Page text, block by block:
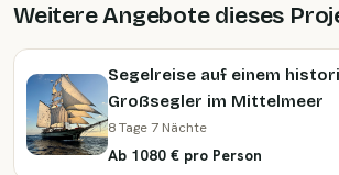
Weitere Angebote dieses
Segelreise auf einem
Großsegler im Mittelmeer
8 Tage 7 Nächte
Ab 1080 € pro Person